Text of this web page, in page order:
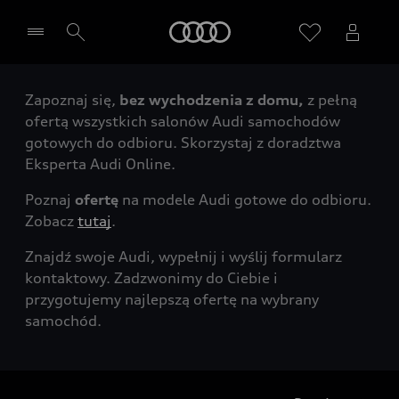
Wybierz Twojego Partnera Audi
Zapoznaj się, bez wychodzenia z domu, z pełną
ofertą wszystkich salonów Audi samochodów
gotowych do odbioru. Skorzystaj z doradztwa
Eksperta Audi Online.
Poznaj ofertę na modele Audi gotowe do odbioru.
Zobacz tutaj.
Znajdź swoje Audi, wypełnij i wyślij formularz
kontaktowy. Zadzwonimy do Ciebie i
przygotujemy najlepszą ofertę na wybrany
samochód.